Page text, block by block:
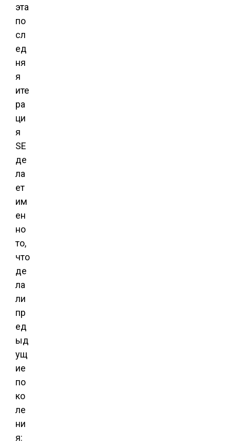
эта
по
сл
ед
ня
я
ите
ра
ци
я
SE
де
ла
ет
им
ен
но
то,
что
де
ла
ли
пр
ед
ыд
ущ
ие
по
ко
ле
ни
я: